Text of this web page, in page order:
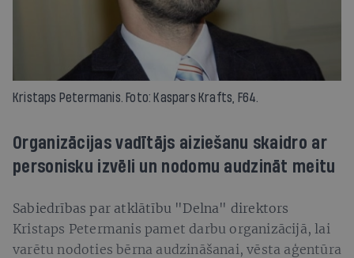
Kristaps Petermanis. Foto: Kaspars Krafts, F64.
Organizācijas vadītājs aiziešanu skaidro ar
personisku izvēli un nodomu audzināt meitu
Sabiedrības par atklātību "Delna" direktors
Kristaps Petermanis pamet darbu organizācijā, lai
varētu nodoties bērna audzināšanai, vēsta aģentūra